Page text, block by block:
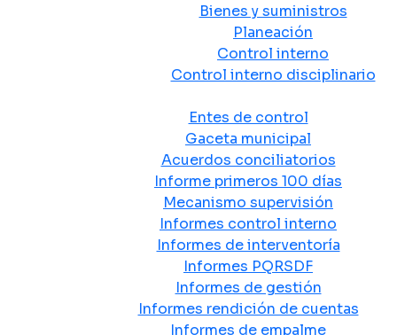
Bienes y suministros
Planeación
Control interno
Control interno disciplinario
Entes de control
Gaceta municipal
Acuerdos conciliatorios
Informe primeros 100 días
Mecanismo supervisión
Informes control interno
Informes de interventoría
Informes PQRSDF
Informes de gestión
Informes rendición de cuentas
Informes de empalme